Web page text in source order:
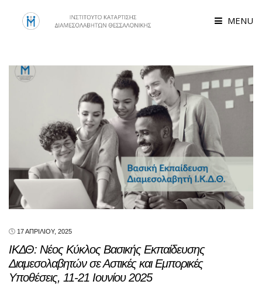
MENU
17 ΑΠΡΙΛΊΟΥ, 2025
ΙΚΔΘ: Νέος Κύκλος Βασικής Εκπαίδευσης
Διαμεσολαβητών σε Αστικές και Εμπορικές
Υποθέσεις, 11-21 Ιουνίου 2025